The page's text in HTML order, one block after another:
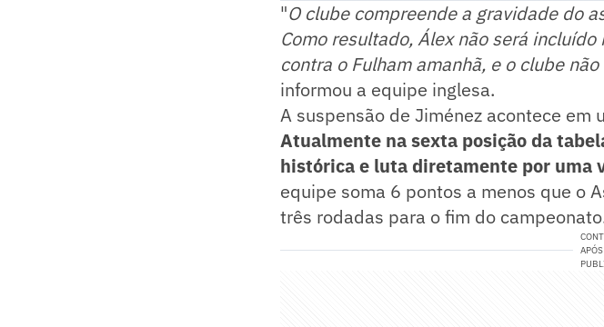
"O clube compreende a gravidade do
Como resultado, Álex não será
contra o Fulham amanhã, e o clube
informou a equipe inglesa.
A suspensão de Jiménez acontece em
Atualmente na sexta posição da
histórica e luta diretamente por uma
equipe soma 6 pontos a menos que o
três rodadas para o fim do